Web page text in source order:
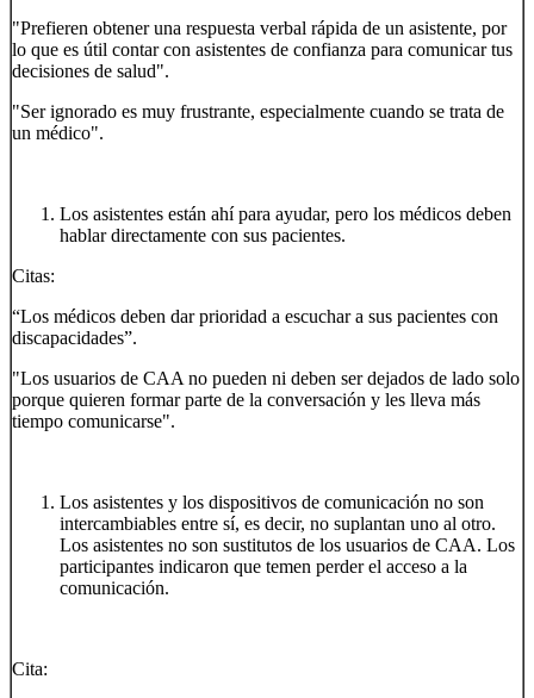
"Prefieren obtener una respuesta verbal rápida de un asistente, por
lo que es útil contar con asistentes de confianza para comunicar tus
decisiones de salud".
"Ser ignorado es muy frustrante, especialmente cuando se trata de
un médico".
Los asistentes están ahí para ayudar, pero los médicos deben
hablar directamente con sus pacientes.
Citas:
“Los médicos deben dar prioridad a escuchar a sus pacientes con
discapacidades”.
"Los usuarios de CAA no pueden ni deben ser dejados de lado solo
porque quieren formar parte de la conversación y les lleva más
tiempo comunicarse".
Los asistentes y los dispositivos de comunicación no son
intercambiables entre sí, es decir, no suplantan uno al otro.
Los asistentes no son sustitutos de los usuarios de CAA. Los
participantes indicaron que temen perder el acceso a la
comunicación.
Cita: